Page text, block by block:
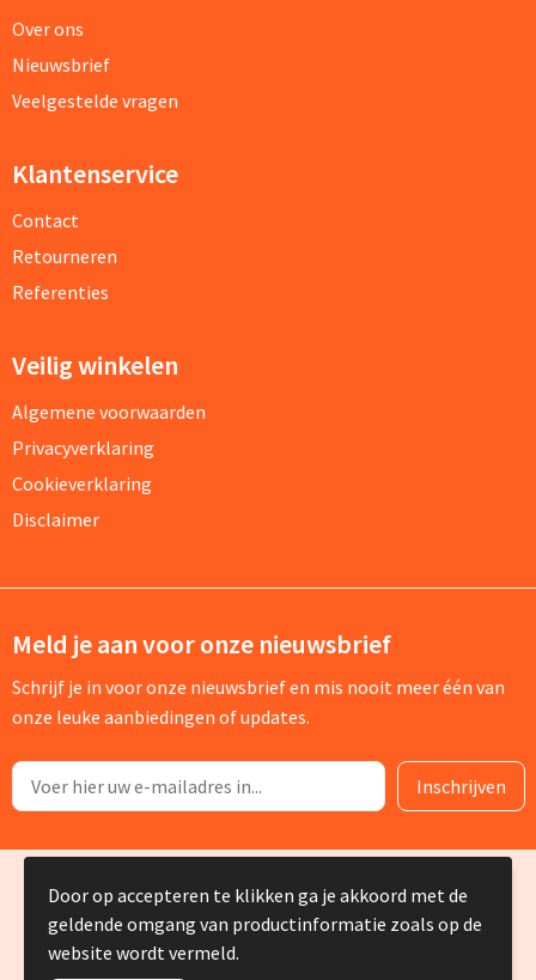
Over ons
Nieuwsbrief
Veelgestelde vragen
Klantenservice
Contact
Retourneren
Referenties
Veilig winkelen
Algemene voorwaarden
Privacyverklaring
Cookieverklaring
Disclaimer
Meld je aan voor onze nieuwsbrief
Schrijf je in voor onze nieuwsbrief en mis nooit meer één van
onze leuke aanbiedingen of updates.
© Copyright Silvia Bruin reclame-advies 2025
Door op accepteren te klikken ga je akkoord met de
geldende omgang van productinformatie zoals op de
website wordt vermeld.